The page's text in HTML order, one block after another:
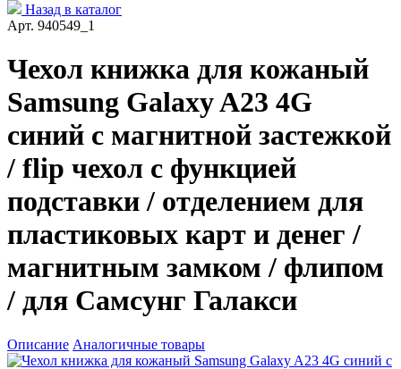
Назад в каталог
Арт. 940549_1
Чехол книжка для кожаный
Samsung Galaxy A23 4G
синий с магнитной застежкой
/ flip чехол с функцией
подставки / отделением для
пластиковых карт и денег /
магнитным замком / флипом
/ для Самсунг Галакси
Описание Аналогичные товары